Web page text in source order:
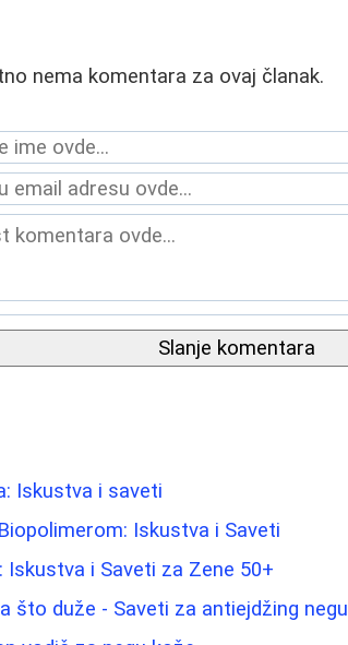
nema komentara za ovaj članak.
Slanje komentara
Iskustva i saveti
Iskustva i Saveti
i Saveti za Zene 50+
što duže - Saveti za antiejdžing negu